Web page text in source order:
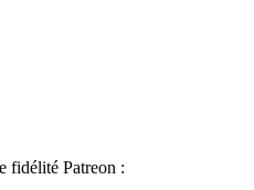
fidélité Patreon :